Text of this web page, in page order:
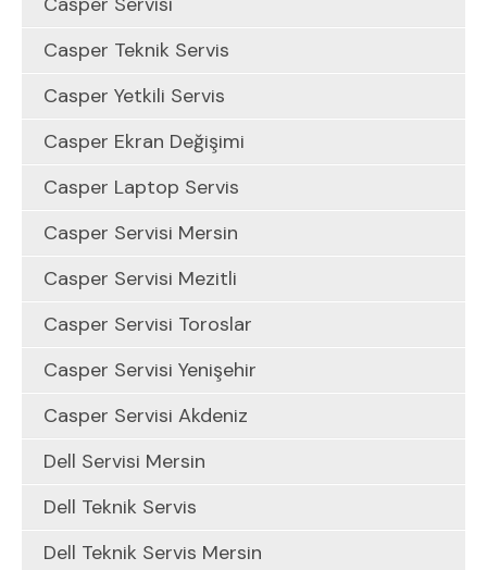
Casper Teknik Servis
Casper Yetkili Servis
Casper Ekran Değişimi
Casper Laptop Servis
Casper Servisi Mersin
Casper Servisi Mezitli
Casper Servisi Toroslar
Casper Servisi Yenişehir
Casper Servisi Akdeniz
Dell Servisi Mersin
Dell Teknik Servis
Dell Teknik Servis Mersin